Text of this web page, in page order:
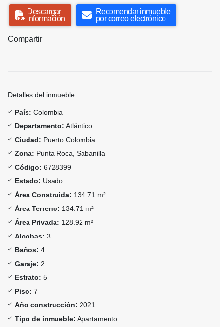
Descargar
información
Recomendar inmueble
por correo electrónico
Compartir
Detalles del inmueble :
País: Colombia
Departamento: Atlántico
Ciudad: Puerto Colombia
Zona: Punta Roca, Sabanilla
Código: 6728399
Estado: Usado
Área Construida: 134.71 m²
Área Terreno: 134.71 m²
Área Privada: 128.92 m²
Alcobas: 3
Baños: 4
Garaje: 2
Estrato: 5
Piso: 7
Año construcción: 2021
Tipo de inmueble: Apartamento